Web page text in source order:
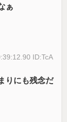
ぁ
ID:TcA
りにも残念だ